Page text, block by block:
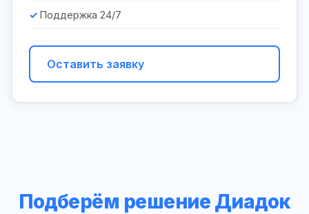
Поддержка 24/7
Оставить заявку
Подберём решение Диадок